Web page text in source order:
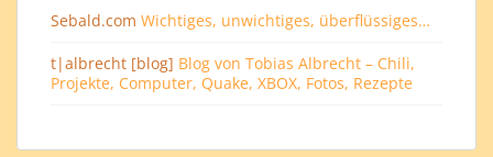
Sebald.com Wichtiges, unwichtiges, überflüssiges…
t|albrecht [blog] Blog von Tobias Albrecht – Chili,
Projekte, Computer, Quake, XBOX, Fotos, Rezepte